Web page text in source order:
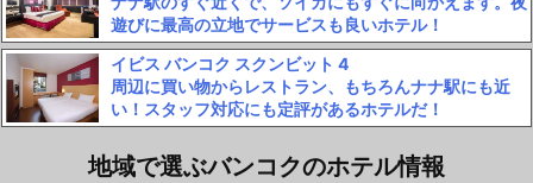
遊びに最高の立地でサービスも良いホテル！
イビス バンコク スクンビット 4
周辺に買い物からレストラン、もちろんナナ駅にも近
い！スタッフ対応にも定評があるホテルだ！
地域で選ぶバンコクのホテル情報